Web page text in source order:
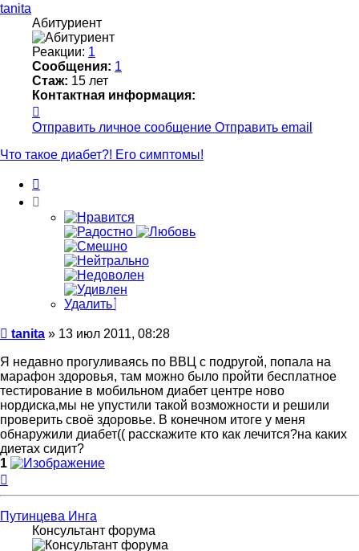
tanita
Абитуриент
Реакции: 1
Сообщения: 1
Стаж: 15 лет
Контактная информация:
информация
пользователя
tanita
Отправить личное сообщение Отправить email
Что такое диабет?! Его симптомы!
Удалить
Сообщение
tanita » 13 июл 2011, 08:28
Я недавно прогуливаясь по ВВЦ с подругой, попала на
марафон здоровья, там можно было пройти бесплатное
тестирование в мобильном диабет центре ново
нордиска,мы не упустили такой возможности и решили
проверить своё здоровье. В конечном итоге у меня
обнаружили диабет(( расскажите кто как лечится?на каких
диетах сидит?
1
Путинцева Инга
Консультант форума